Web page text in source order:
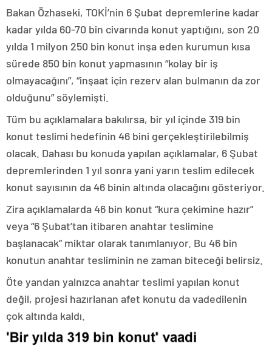
Bakan Özhaseki, TOKİ’nin 6 Şubat depremlerine kadar
kadar yılda 60-70 bin civarında konut yaptığını, son 20
yılda 1 milyon 250 bin konut inşa eden kurumun kısa
sürede 850 bin konut yapmasının “kolay bir iş
olmayacağını”, “inşaat için rezerv alan bulmanın da zor
olduğunu” söylemişti.
Tüm bu açıklamalara bakılırsa, bir yıl içinde 319 bin
konut teslimi hedefinin 46 bini gerçekleştirilebilmiş
olacak. Dahası bu konuda yapılan açıklamalar, 6 Şubat
depremlerinden 1 yıl sonra yani yarın teslim edilecek
konut sayısının da 46 binin altında olacağını gösteriyor.
Zira açıklamalarda 46 bin konut “kura çekimine hazır”
veya “6 Şubat’tan itibaren anahtar teslimine
başlanacak” miktar olarak tanımlanıyor. Bu 46 bin
konutun anahtar tesliminin ne zaman biteceği belirsiz.
Öte yandan yalnızca anahtar teslimi yapılan konut
değil, projesi hazırlanan afet konutu da vadedilenin
çok altında kaldı.